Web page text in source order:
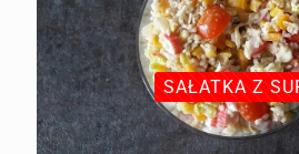
SAŁATKA Z